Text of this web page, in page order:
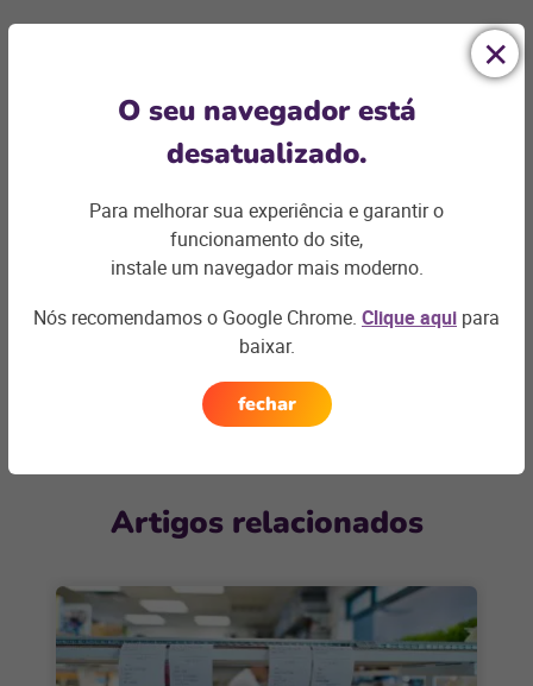
Ficou com
alguma dúvida?
Podemos te ajudar com os desafios do seu negócio e
Entre em contato
Artigos relacionados
O seu navegador está
desatualizado.
Para melhorar sua experiência e garantir o
funcionamento do site,
instale um navegador mais moderno.
Nós recomendamos o Google Chrome. Clique aqui para
baixar.
fechar